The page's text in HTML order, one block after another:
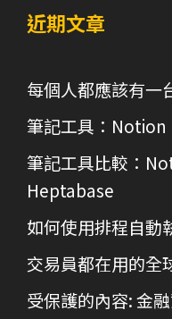
近期文章
每個人都應該有一
筆記工具：
筆記工具比較：
Heptabase
如何使用排程自動
交易員都在用的全
受保護的內容: 金